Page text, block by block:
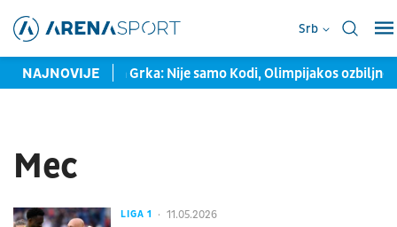
Srb
NAJNOVIJE
Ofanziva Grka: Nije samo Kodi, Olimpijakos ozbiljno
Mec
LIGA 1 11.05.2026